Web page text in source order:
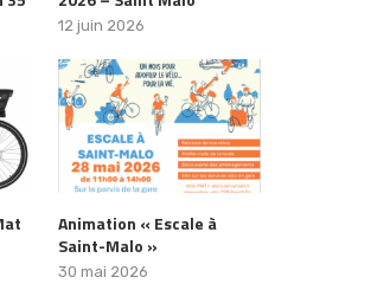
12 juin 2026
Animation « Escale à
Saint-Malo »
30 mai 2026